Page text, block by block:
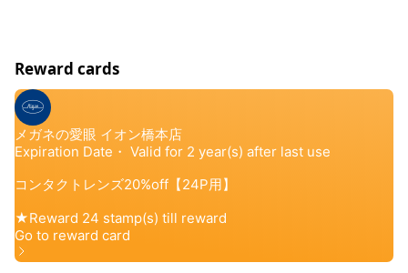
Reward cards